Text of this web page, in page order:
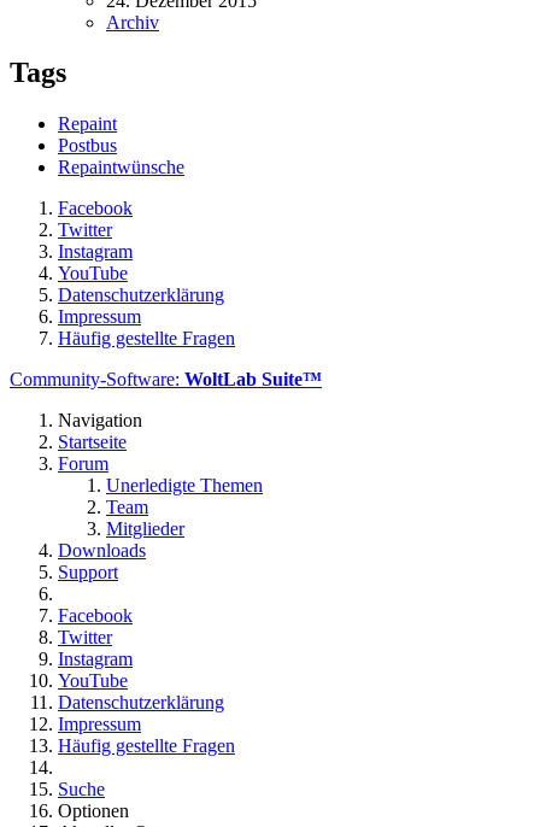
Archiv
Tags
Repaint
Postbus
Repaintwünsche
Facebook
Twitter
Instagram
YouTube
Datenschutzerklärung
Impressum
Häufig gestellte Fragen
Community-Software: WoltLab Suite™
Navigation
Startseite
Forum
Unerledigte Themen
Team
Mitglieder
Downloads
Support
Facebook
Twitter
Instagram
YouTube
Datenschutzerklärung
Impressum
Häufig gestellte Fragen
Suche
Optionen